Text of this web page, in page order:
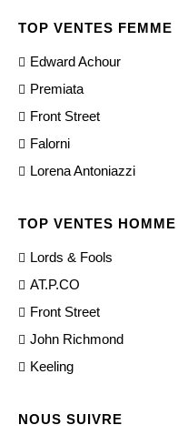
TOP VENTES FEMME
Edward Achour
Premiata
Front Street
Falorni
Lorena Antoniazzi
TOP VENTES HOMME
Lords & Fools
AT.P.CO
Front Street
John Richmond
Keeling
NOUS SUIVRE